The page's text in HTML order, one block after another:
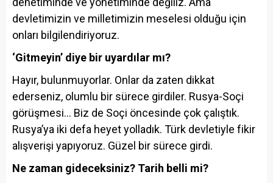
devletimizin ve milletimizin meselesi olduğu için
onları bilgilendiriyoruz.
‘Gitmeyin’ diye bir uyardılar mı?
Hayır, bulunmuyorlar. Onlar da zaten dikkat
ederseniz, olumlu bir sürece girdiler. Rusya-Soçi
görüşmesi… Biz de Soçi öncesinde çok çalıştık.
Rusya’ya iki defa heyet yolladık. Türk devletiyle fikir
alışverişi yapıyoruz. Güzel bir sürece girdi.
Ne zaman gideceksiniz? Tarih belli mi?